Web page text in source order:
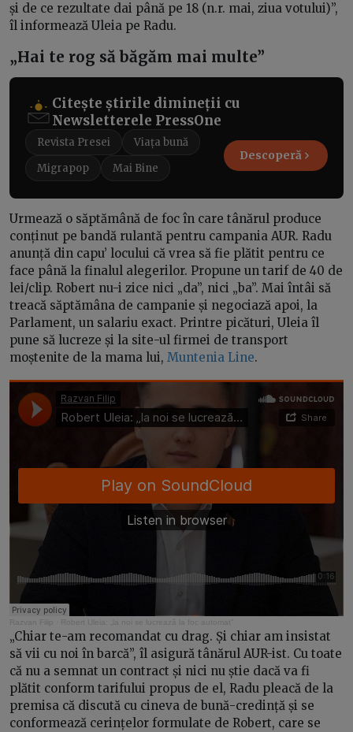
și de ce rezultate dai până pe 18 (n.r. mai, ziua votului)”,
îl informează Uleia pe Radu.
„Hai te rog să băgăm mai multe”
Citește știrile dimineții cu
Newsletterele PressOne
Revista Presei
Viața bună
Migrapop
Mai Bine
Descoperă
Urmează o săptămână de foc în care tânărul produce
conținut pe bandă rulantă pentru campania AUR. Radu
anunță din capu’ locului că vrea să fie plătit pentru ce
face până la finalul alegerilor. Propune un tarif de 40 de
lei/clip. Robert nu-i zice nici „da”, nici „ba”. Mai întâi să
treacă săptămâna de campanie și negociază apoi, la
Parlament, un salariu exact. Printre picături, Uleia îl
pune să lucreze și la site-ul firmei de transport
moștenite de la mama lui, Muntenia Line.
Razvan Filip Robert Uleia: „la noi se lucrează la foc automat”
„Chiar te-am recomandat cu drag. Și chiar am insistat
să vii cu noi în barcă”, îl asigură tânărul AUR-ist. Cu toate
că nu a semnat un contract și nici nu știe dacă va fi
plătit conform tarifului propus de el, Radu pleacă de la
premisa că discută cu cineva de bună-credință și se
conformează cerințelor formulate de Robert, care se